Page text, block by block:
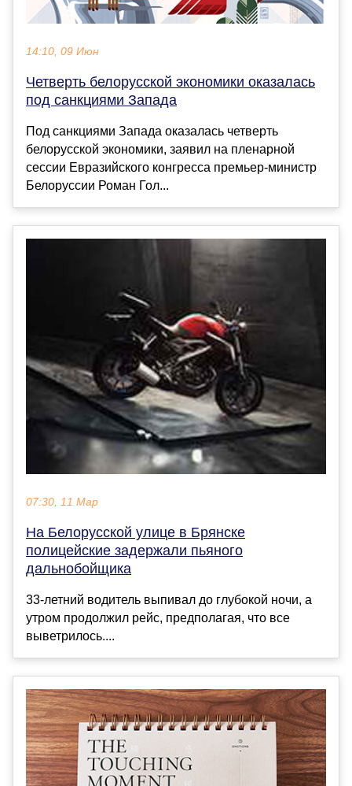
14:10, 09 Июн
Четверть белорусской экономики оказалась
под санкциями Запада
Под санкциями Запада оказалась четверть
белорусской экономики, заявил на пленарной
сессии Евразийского конгресса премьер-министр
Белоруссии Роман Гол...
07:30, 11 Мар
На Белорусской улице в Брянске
полицейские задержали пьяного
дальнобойщика
33-летний водитель выпивал до глубокой ночи, а
утром продолжил рейс, предполагая, что все
выветрилось....